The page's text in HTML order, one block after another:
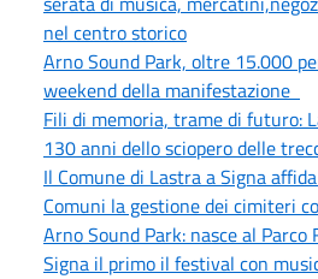
nel centro storico
Arno Sound Park, oltre 15.000
weekend della manifestazione
Fili di memoria, trame di futuro:
130 anni dello sciopero delle
Il Comune di Lastra a Signa
Comuni la gestione dei cimiteri
Arno Sound Park: nasce al
Signa il primo il festival con